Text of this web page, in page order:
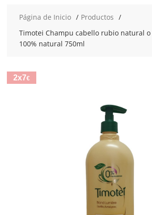
Página de Inicio
Productos
Timotei Champu cabello rubio natural o
100% natural 750ml
2x7€